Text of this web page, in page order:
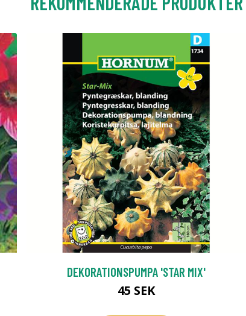
DEKORATIONSPUMPA 'STAR MIX'
45 SEK